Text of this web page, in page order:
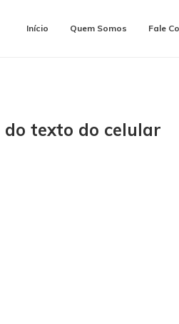
Início Quem Somos Fale
texto do celular